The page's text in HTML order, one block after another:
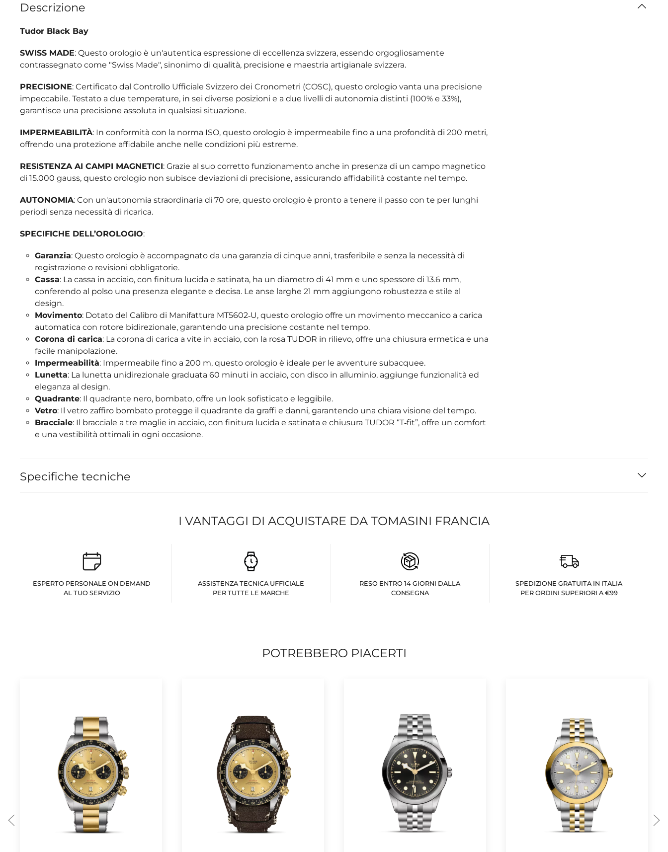
Descrizione
Tudor Black Bay
SWISS MADE: Questo orologio è un'autentica espressione di eccellenza svizzera, essendo orgogliosamente
contrassegnato come "Swiss Made", sinonimo di qualità, precisione e maestria artigianale svizzera.
PRECISIONE: Certificato dal Controllo Ufficiale Svizzero dei Cronometri (COSC), questo orologio vanta una precisione
impeccabile. Testato a due temperature, in sei diverse posizioni e a due livelli di autonomia distinti (100% e 33%),
garantisce una precisione assoluta in qualsiasi situazione.
IMPERMEABILITÀ: In conformità con la norma ISO, questo orologio è impermeabile fino a una profondità di 200 metri,
offrendo una protezione affidabile anche nelle condizioni più estreme.
RESISTENZA AI CAMPI MAGNETICI: Grazie al suo corretto funzionamento anche in presenza di un campo magnetico
di 15.000 gauss, questo orologio non subisce deviazioni di precisione, assicurando affidabilità costante nel tempo.
AUTONOMIA: Con un'autonomia straordinaria di 70 ore, questo orologio è pronto a tenere il passo con te per lunghi
periodi senza necessità di ricarica.
SPECIFICHE DELL’OROLOGIO:
Garanzia: Questo orologio è accompagnato da una garanzia di cinque anni, trasferibile e senza la necessità di
registrazione o revisioni obbligatorie.
Cassa: La cassa in acciaio, con finitura lucida e satinata, ha un diametro di 41 mm e uno spessore di 13.6 mm,
conferendo al polso una presenza elegante e decisa. Le anse larghe 21 mm aggiungono robustezza e stile al
design.
Movimento: Dotato del Calibro di Manifattura MT5602‑U, questo orologio offre un movimento meccanico a carica
automatica con rotore bidirezionale, garantendo una precisione costante nel tempo.
Corona di carica: La corona di carica a vite in acciaio, con la rosa TUDOR in rilievo, offre una chiusura ermetica e una
facile manipolazione.
Impermeabilità: Impermeabile fino a 200 m, questo orologio è ideale per le avventure subacquee.
Lunetta: La lunetta unidirezionale graduata 60 minuti in acciaio, con disco in alluminio, aggiunge funzionalità ed
eleganza al design.
Quadrante: Il quadrante nero, bombato, offre un look sofisticato e leggibile.
Vetro: Il vetro zaffiro bombato protegge il quadrante da graffi e danni, garantendo una chiara visione del tempo.
Bracciale: Il bracciale a tre maglie in acciaio, con finitura lucida e satinata e chiusura TUDOR “T‑fit”, offre un comfort
e una vestibilità ottimali in ogni occasione.
Specifiche tecniche
I VANTAGGI DI ACQUISTARE DA TOMASINI FRANCIA
ESPERTO PERSONALE ON DEMAND
AL TUO SERVIZIO
ASSISTENZA TECNICA UFFICIALE
PER TUTTE LE MARCHE
RESO ENTRO 14 GIORNI DALLA
CONSEGNA
SPEDIZIONE GRATUITA IN ITALIA
PER ORDINI SUPERIORI A €99
POTREBBERO PIACERTI